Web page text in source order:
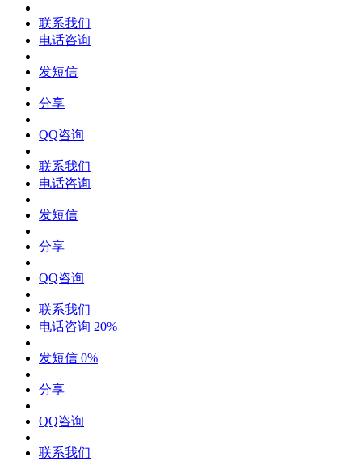
联系我们
电话咨询
发短信
分享
QQ咨询
联系我们
电话咨询
发短信
分享
QQ咨询
联系我们
电话咨询 20%
发短信 0%
分享
QQ咨询
联系我们